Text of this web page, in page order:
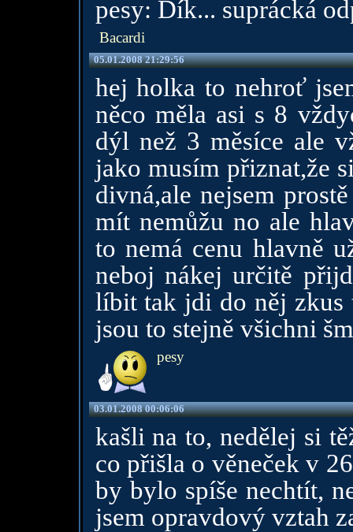
pesy: Dík... suprácká
Bacardi
05.01.2008 21:29:56
hej holka to nehroť
něco měla asi s 8
dýl než 3 měsíce ale
jako musím přiznat,že
divná,ale nejsem
mít nemůžu no ale
to nemá cenu hlavně
neboj nákej určitě
líbit tak jdi do něj zkus
jsou to stejně všichni
pesy
03.01.2008 00:06:06
kašli na to, nedělej si
co přišla o věneček v
by bylo spíše nechtít,
jsem opravdový vztah